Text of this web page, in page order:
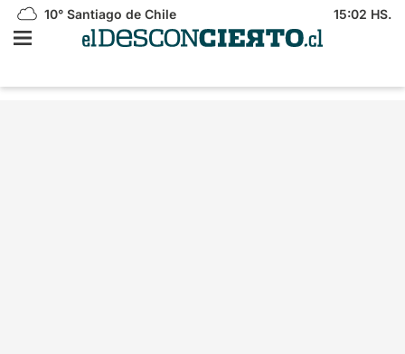
10° Santiago de Chile 15:02 HS.